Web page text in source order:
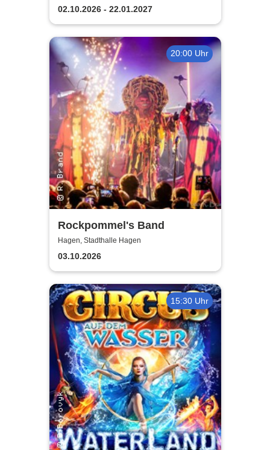
02.10.2026 - 22.01.2027
20:00 Uhr
Rockpommel's Band
Hagen, Stadthalle Hagen
03.10.2026
15:30 Uhr